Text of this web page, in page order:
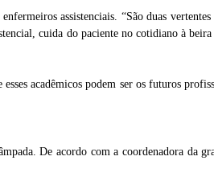
assistenciais. “São duas
cuida do paciente no cotidiano à
acadêmicos podem ser os futuros
De acordo com a coordenadora da